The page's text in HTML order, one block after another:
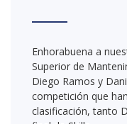
Enhorabuena a
Superior de
Diego Ramos y
competición que
clasificación, tanto